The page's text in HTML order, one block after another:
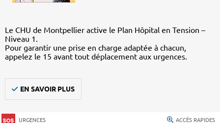
Le CHU de Montpellier active le Plan Hôpital en Tension –
Niveau 1.
Pour garantir une prise en charge adaptée à chacun,
appelez le 15 avant tout déplacement aux urgences.
EN SAVOIR PLUS
URGENCES ACCÈS RAPIDES